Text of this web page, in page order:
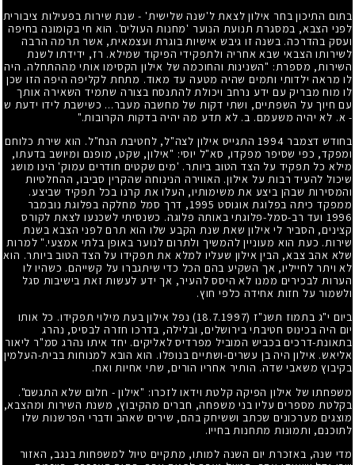
בתום התיכון בחר אילון לצאת ל'שנה שלישית' - שנת שירות בפעילות ציבורית
לפני הצבא, במסגרת תנועת הנוער 'מחנות העולים'. הוא חי בקומונה בחיפה
ועסק בהדרכה. בשנה זו גיבש אישיות בוגרת ועצמאית, אשר תרמה הרבה
לשירותו הצבאי שבא אחריה ולתפקידי הפיקוד שמילא. רז, ידידתו לשנת
השירות, מספרת: "השנינות והחוכמה של אילון הקסימו אותי מההתחלה. היה
לו מראה ילדותי ותמים שהיה מטעה עד מאוד. מתחת לקליפה היפה הזו שכן
לו מוח מבריק עם ידע נרחב ויכולת להתנסח בצורה שתמיד השאירה אותך
עם חיוך על השפתיים, ושתי דקות של מחשבה מעבר... כשישבת לידו ידעת ש
- א. לא יהיה משעמם. ב. לא תדע מה יהיה בדקות הקרובות."
בחודש דצמבר 1994התגייס אילון לצה"ל, לחטיבת הנח"ל. הוא שירת כלוחם
ומפקד, כפי שסיפר מפקדו, סא"ל יוסי: "אילון, שקט, מופנם ומיושב בדעתו,
מילא כל תפקיד על הצד הטוב ביותר. 'מים שקטים חודרים עמוק' הינו מושג
שיכול להעיד רבות על אילון. האווירה הנינוחה שהקרין סביבו, ההחלטיות
והמסירות שבהן ביצע את משימותיו, העלו את קרנו בכל תפקיד שביצע.
ממפקד כיתה בפלוגת אוגוסט 1995, דרך סמל מחלקה בפלוגת נובמבר
1996 ועד רב-סמל-פלוגתי באותה פלוגה. כשנסיתי לשכנעו לצאת לקורס
קצינים, הסביר לי אילון שאת שנת הקבע שלו הוא תרם לפני הצבא בשנת
שירות. כעת הוא מעוניין להמשיך ולתרום לנוער באופן בלתי אמצעי." למרות
שלא אהב צבא, הבין אילון שעליו למלא את תפקידו על הצד הטוב ביותר. הוא
לא ויתר לחייליו, אך השקיע בהם הכל כדי שיתגברו על קשייהם. כשהיו לו
הערות לבכירים ממנו לא היסס להעיר, אך ידע לעשות זאת בישיבות סגל
ולשמור על חזות אחידה כלפי חוץ.
ביום י"ג בתמוז תשנ"ז (18.7.1997)
נפל אילון בעת מילוי תפקידו. כל אותו
יום היה בכינוס חטיבתי בירושלים, ובלילה, בדרכו חזרה לבסיס, נהרג
בתאונת-דרכים בכביש המוביל מפרדיס לאליקים. יחד איתו נהרג סמ"ר ליאור
אליאש. אילון היה בן עשרים-ושתיים בנופלו. הוא הובא למנוחות בבית-העלמין
בקיבוץ משאבי שדה. הותיר אחריו הורים, שתי אחיות ואח.
משפחתו של אילון הפיקה קלטת וידאו לזכרו: "אילון - חלום שלא התגשם".
בקלטת מספרים עליו בני משפחה, חברים מהקיבוץ, משנת השירות ומהצבא,
מוצגים מערכונים שכתב וששיחק בהם, שירים שאהב ודברי הפרשנות שלו
לתוכנם, ותמונות מתחנות בחייו.
מדי שנה, באזכרת יום השנה למותו, מתקיים טיול למשפחות בנגב, האזור